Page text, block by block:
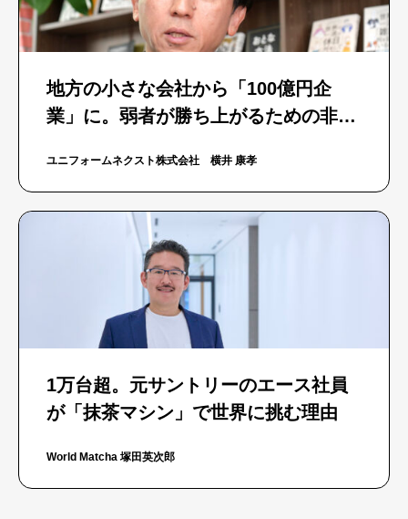
地方の小さな会社から「100億円企
業」に。弱者が勝ち上がるための非常
ユニフォームネクスト株式会社 横井 康孝
1万台超。元サントリーのエース社員
が「抹茶マシン」で世界に挑む理由
World Matcha 塚田英次郎